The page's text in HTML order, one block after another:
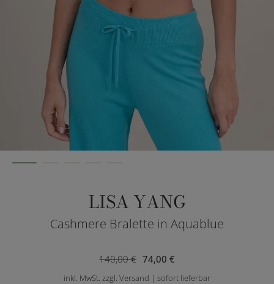
LISA YANG
Cashmere Bralette in Aquablue
74,00 €
140,00 €
inkl. MwSt. zzgl. Versand | sofort lieferbar